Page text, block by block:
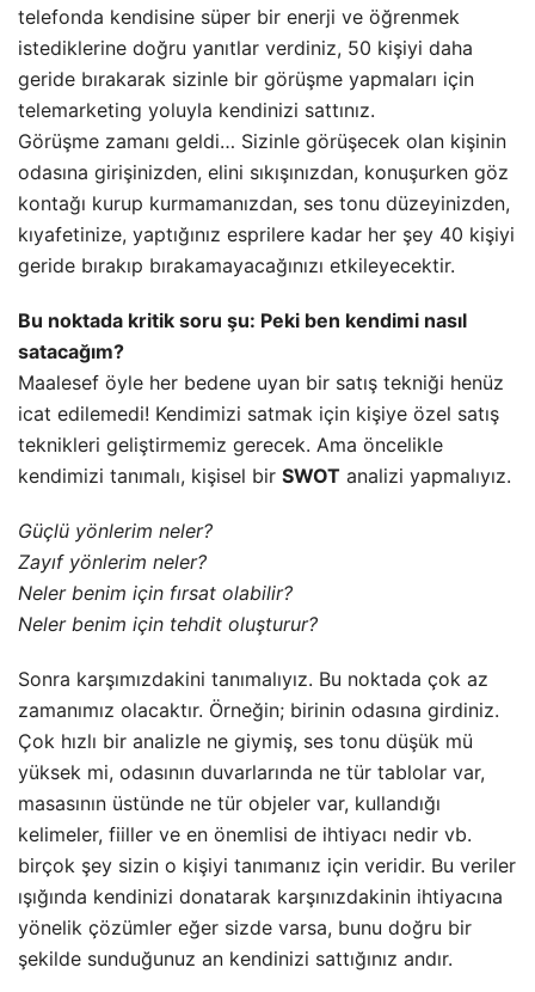
telefonda kendisine süper bir enerji ve öğrenmek
istediklerine doğru yanıtlar verdiniz, 50 kişiyi daha
geride bırakarak sizinle bir görüşme yapmaları için
telemarketing yoluyla kendinizi sattınız.
Görüşme zamanı geldi… Sizinle görüşecek olan kişinin
odasına girişinizden, elini sıkışınızdan, konuşurken göz
kontağı kurup kurmamanızdan, ses tonu düzeyinizden,
kıyafetinize, yaptığınız esprilere kadar her şey 40 kişiyi
geride bırakıp bırakamayacağınızı etkileyecektir.
Bu noktada kritik soru şu: Peki ben kendimi nasıl
satacağım?
Maalesef öyle her bedene uyan bir satış tekniği henüz
icat edilemedi! Kendimizi satmak için kişiye özel satış
teknikleri geliştirmemiz gerecek. Ama öncelikle
kendimizi tanımalı, kişisel bir SWOT analizi yapmalıyız.
Güçlü yönlerim neler?
Zayıf yönlerim neler?
Neler benim için fırsat olabilir?
Neler benim için tehdit oluşturur?
Sonra karşımızdakini tanımalıyız. Bu noktada çok az
zamanımız olacaktır. Örneğin; birinin odasına girdiniz.
Çok hızlı bir analizle ne giymiş, ses tonu düşük mü
yüksek mi, odasının duvarlarında ne tür tablolar var,
masasının üstünde ne tür objeler var, kullandığı
kelimeler, fiiller ve en önemlisi de ihtiyacı nedir vb.
birçok şey sizin o kişiyi tanımanız için veridir. Bu veriler
ışığında kendinizi donatarak karşınızdakinin ihtiyacına
yönelik çözümler eğer sizde varsa, bunu doğru bir
şekilde sunduğunuz an kendinizi sattığınız andır.